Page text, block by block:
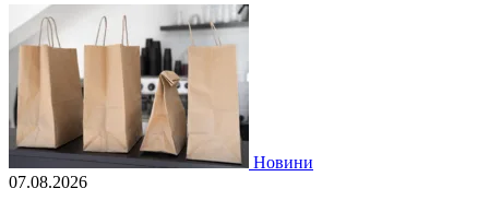
Новини
07.08.2026